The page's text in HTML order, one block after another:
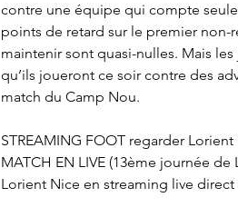
contre une équipe qui compte
points de retard sur le premier non-
maintenir sont quasi-nulles. Mais
qu’ils joueront ce soir contre des
match du Camp Nou.
STREAMING FOOT regarder
MATCH EN LIVE (13ème journée
Lorient Nice en streaming live